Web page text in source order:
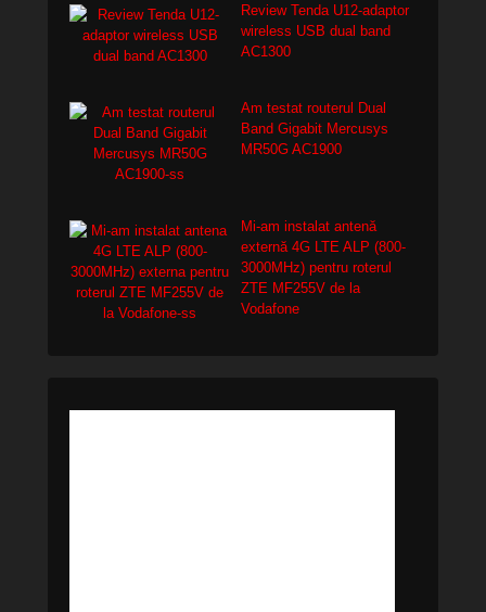
Review Tenda U12-adaptor
wireless USB dual band
AC1300
Am testat routerul Dual
Band Gigabit Mercusys
MR50G AC1900
Mi-am instalat antenă
externă 4G LTE ALP (800-
3000MHz) pentru roterul
ZTE MF255V de la
Vodafone